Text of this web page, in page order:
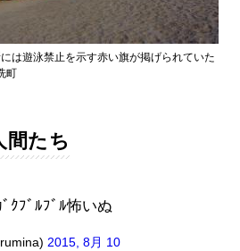
は遊泳禁止を示す赤い旗が掲げられていた
町
間たち
ｸﾌﾞﾙﾌﾞﾙ怖いぬ
2015, 8月 10